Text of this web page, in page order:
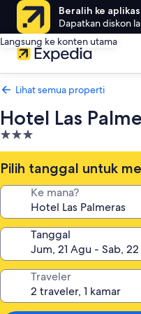
Beralih ke
Dapatkan diskon
Langsung ke konten utama
Lihat semua properti
Hotel Las
Properti
bintang
3.0
Pilih tanggal untuk
Ke mana?
Tanggal
Traveler